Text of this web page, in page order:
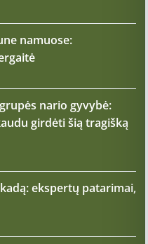
namuose:
nario gyvybė:
girdėti šią tragišką
ekspertų patarimai,